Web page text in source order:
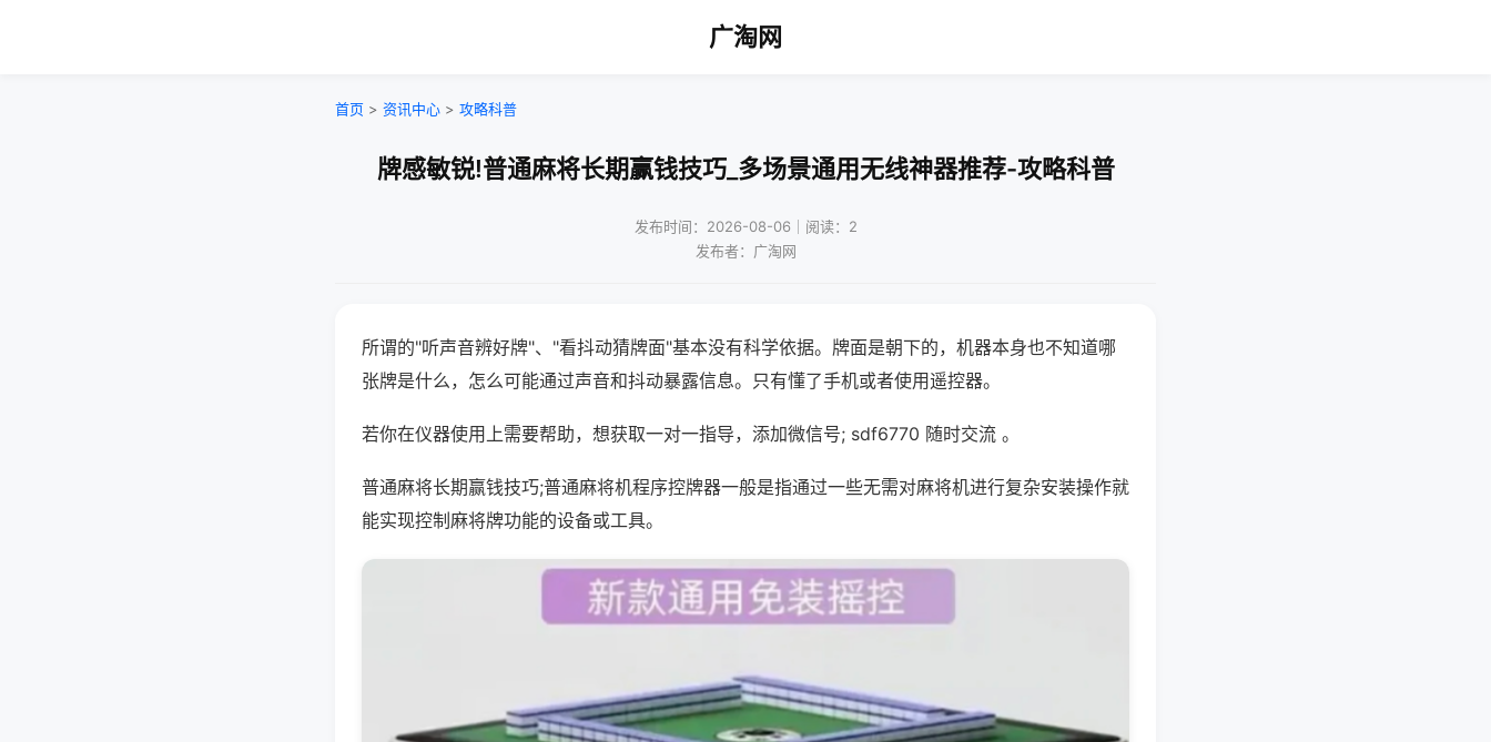
广淘网
首页 > 资讯中心 > 攻略科普
牌感敏锐!普通麻将长期赢钱技巧_多场景通用无线神器推荐-攻略科普
发布时间：2026-08-06｜阅读：2
发布者：广淘网
所谓的"听声音辨好牌"、"看抖动猜牌面"基本没有科学依据。牌面是朝下的，机器本身也不知道哪
张牌是什么，怎么可能通过声音和抖动暴露信息。只有懂了手机或者使用遥控器。
若你在仪器使用上需要帮助，想获取一对一指导，添加微信号; sdf6770 随时交流 。
普通麻将长期赢钱技巧;普通麻将机程序控牌器一般是指通过一些无需对麻将机进行复杂安装操作就
能实现控制麻将牌功能的设备或工具。